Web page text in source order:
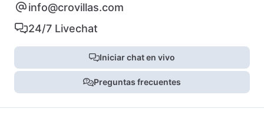
info@crovillas.com
24/7 Livechat
Iniciar chat en vivo
Preguntas frecuentes